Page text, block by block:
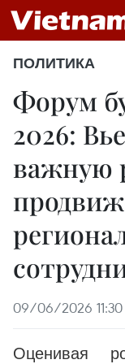
ПОЛИТИКА
Форум
2026:
важную
09/06/2026 11:30
Оценивая